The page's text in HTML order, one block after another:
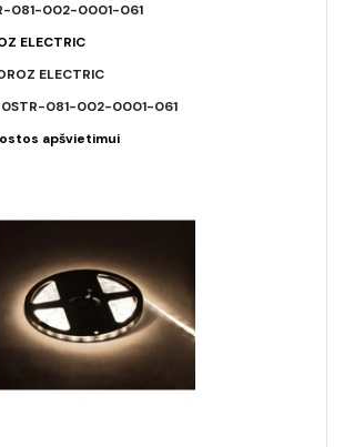
081-002-0001-061
ELECTRIC
ELECTRIC
0STR-081-002-0001-061
apšvietimui